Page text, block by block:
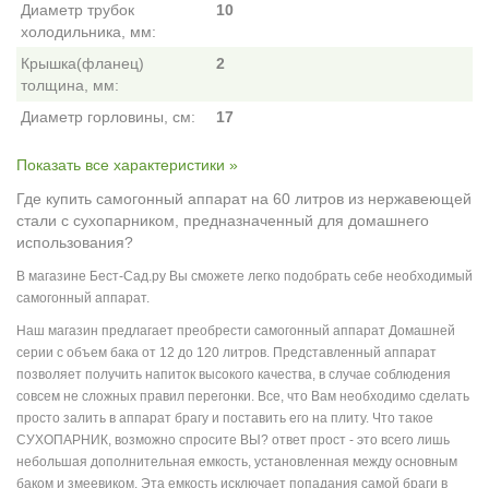
Диаметр трубок
холодильника, мм:
10
Крышка(фланец)
толщина, мм:
2
Диаметр горловины, см: 17
Показать все характеристики »
Где купить самогонный аппарат на 60 литров из нержавеющей
стали с сухопарником, предназначенный для домашнего
использования?
В магазине Бест-Сад.ру Вы сможете легко подобрать себе необходимый
самогонный аппарат.
Наш магазин предлагает преобрести самогонный аппарат Домашней
серии с объем бака от 12 до 120 литров. Представленный аппарат
позволяет получить напиток высокого качества, в случае соблюдения
совсем не сложных правил перегонки. Все, что Вам необходимо сделать
просто залить в аппарат брагу и поставить его на плиту. Что такое
СУХОПАРНИК, возможно спросите ВЫ? ответ прост - это всего лишь
небольшая дополнительная емкость, установленная между основным
баком и змеевиком. Эта емкость исключает попадания самой браги в